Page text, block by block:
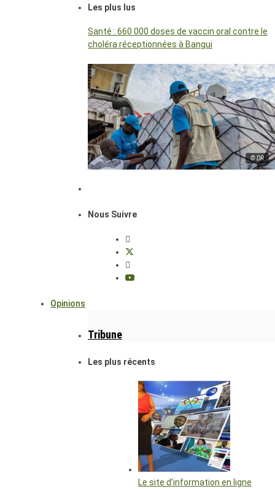
Les plus lus
Santé : 660 000 doses de vaccin oral contre le
choléra réceptionnées à Bangui
© DR
Nous Suivre
Opinions
Tribune
Les plus récents
Le site d’information en ligne